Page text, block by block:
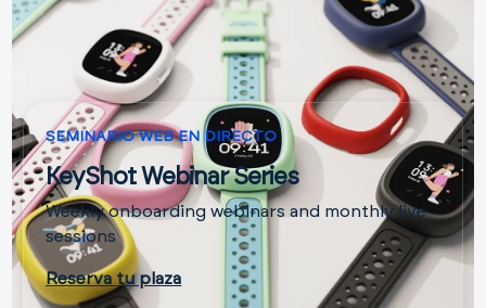
SEMINARIO WEB EN DIRECTO
KeyShot Webinar Series
Weekly onboarding webinars and monthly live
sessions
Reserva tu plaza